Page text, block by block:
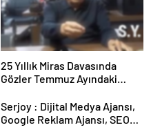
25 Yıllık Miras Davasında
Gözler Temmuz Ayındaki
Serjoy : Dijital Medya Ajansı,
Google Reklam Ajansı, SEO